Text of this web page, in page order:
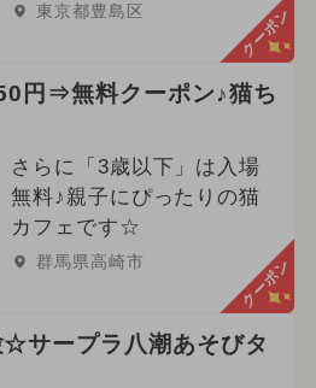
東京都豊島区 クーポン
円⇒無料クーポン♪猫ち
さらに「3歳以下」は入場
無料♪親子にぴったりの猫
カフェです☆
群馬県高崎市 クーポン
サープラ八潮あそびタ